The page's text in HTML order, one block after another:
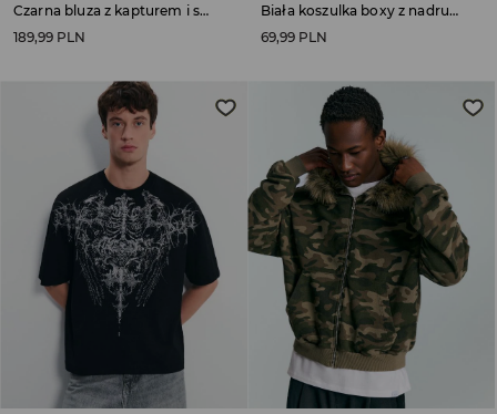
Czarna bluza z kapturem i sztucznym futerkiem
189,99 PLN
Biała koszulka boxy z nadrukiem miecza
69,99 PLN